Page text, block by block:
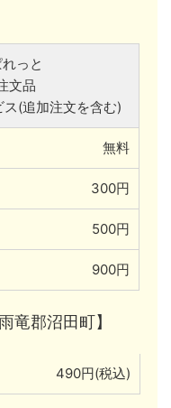
っと
文品
(追加注文を含む)
無料
300円
500円
900円
竜郡沼田町】
490円(税込)